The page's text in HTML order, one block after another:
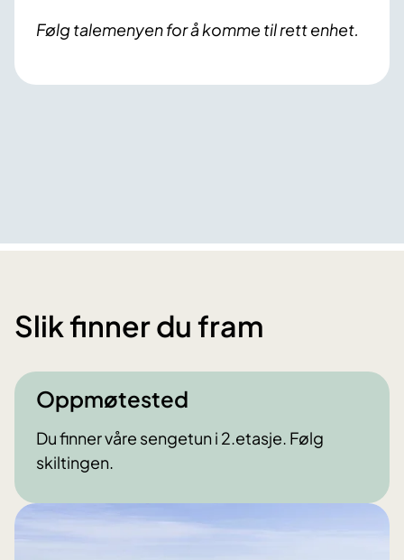
Følg talemenyen for å komme til rett enhet.
Slik finner du fram
Oppmøtested
Du finner våre sengetun i 2.etasje. Følg
skiltingen.